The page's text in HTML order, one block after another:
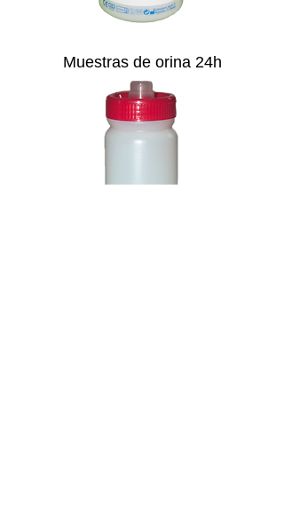
Muestras de orina 24h